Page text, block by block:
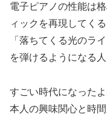
電子ピアノの性能は
ィックを再現してくる
「落ちてくる光のラ
を弾けるようになる人
すごい時代になったよ
本人の興味関心と時